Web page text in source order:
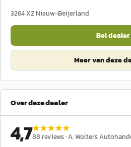
3264 XZNieuw-Beijerland
Bel dealer
Meer van deze
Over deze dealer
4,788 reviews ·A. Wolters